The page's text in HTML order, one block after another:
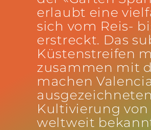
erlaubt eine
sich vom Reis-
erstreckt. Das
Küstenstreifen
zusammen mit
machen
Kultivierung von
weltweit